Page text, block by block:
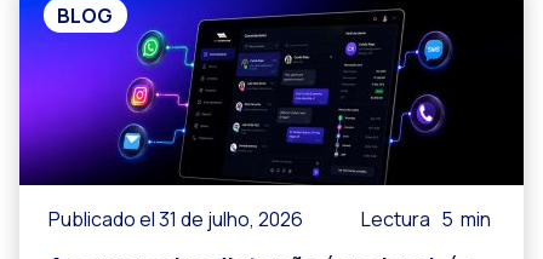
BLOG
Publicado el 31 de julho, 2026 Lectura 5 min